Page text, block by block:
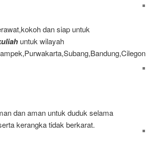
dan siap untuk
untuk wilayah
dan aman untuk duduk selama
kerangka tidak berkarat.